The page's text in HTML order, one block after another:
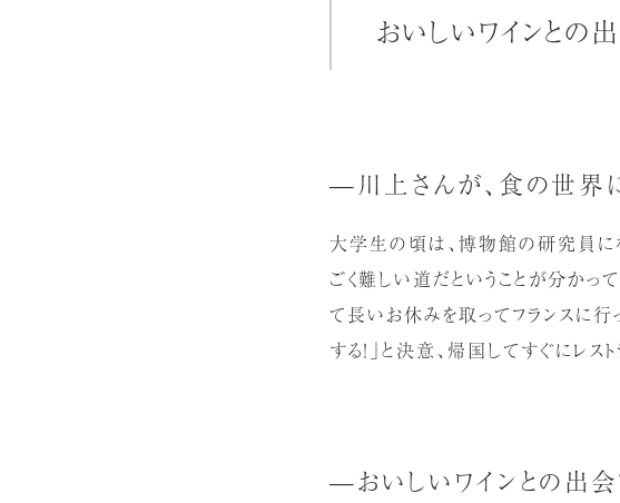
おいしいワインとの
—川上さんが、食の世界
大学生の頃は、博物館の研究員にな
ごく難しい道だということが分かっ
て長いお休みを取ってフランスに行
する！」と決意、帰国してすぐにレス
—おいしいワインとの出